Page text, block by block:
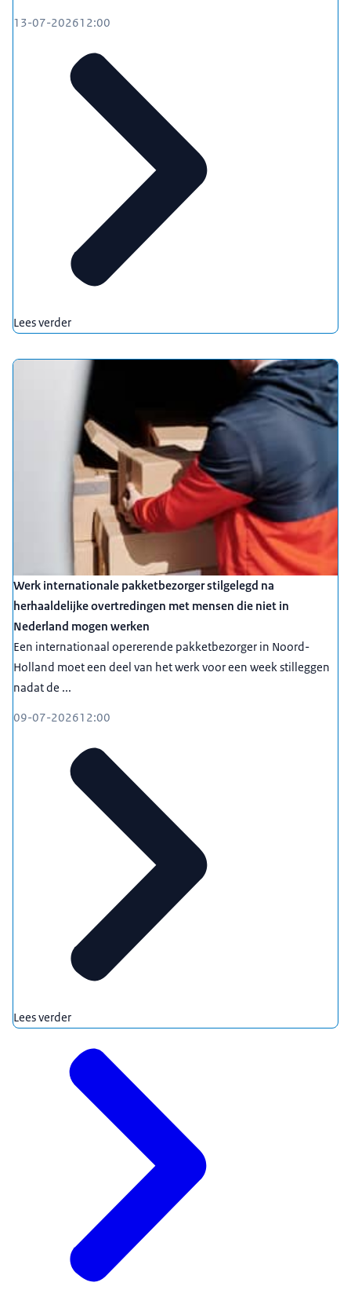
13-07-202612:00
Lees verder
Werk internationale pakketbezorger stilgelegd na
herhaaldelijke overtredingen met mensen die niet in
Nederland mogen werken
Een internationaal opererende pakketbezorger in Noord-
Holland moet een deel van het werk voor een week stilleggen
nadat de ...
09-07-202612:00
Lees verder